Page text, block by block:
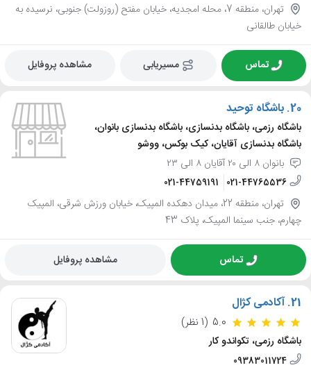
تهران، منطقه 7، محله امجدیه، خیابان مفتح (روزولت) جنوبی، نرسیده به
خیابان طالقانی
تماس مسیریابی مشاهده پروفایل
20. باشگاه توحید
باشگاه رزمی، باشگاه بدنسازی، باشگاه بدنسازی بانوان،
باشگاه بدنسازی آقایان، کیک بوکس، ووشو
بانوان ۸ الی ۲۰ آقایان ۸ الی ۲۳
021-44765536
021-44759191
تهران، منطقه 22، میدان دهکده المپیک، خیابان ورزش شرقی، المپیک
چهارم، جنب سینما المپیک، پلاک 43
تماس مشاهده پروفایل
21. آکادمی کژال
5.0 (1 نظر)
باشگاه رزمی، تکواندو کار
09383011724